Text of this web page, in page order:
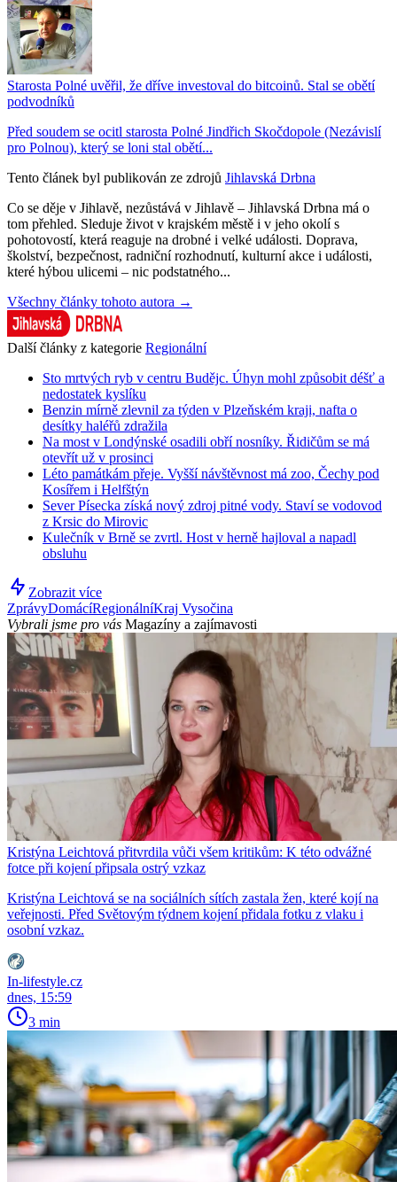
Starosta Polné uvěřil, že dříve investoval do bitcoinů. Stal se obětí
podvodníků
Před soudem se ocitl starosta Polné Jindřich Skočdopole (Nezávislí
pro Polnou), který se loni stal obětí...
Tento článek byl publikován ze zdrojů Jihlavská Drbna
Co se děje v Jihlavě, nezůstává v Jihlavě – Jihlavská Drbna má o
tom přehled. Sleduje život v krajském městě i v jeho okolí s
pohotovostí, která reaguje na drobné i velké události. Doprava,
školství, bezpečnost, radniční rozhodnutí, kulturní akce i události,
které hýbou ulicemi – nic podstatného...
Všechny články tohoto autora →
Další články z kategorie Regionální
Sto mrtvých ryb v centru Budějc. Úhyn mohl způsobit déšť a
nedostatek kyslíku
Benzin mírně zlevnil za týden v Plzeňském kraji, nafta o
desítky haléřů zdražila
Na most v Londýnské osadili obří nosníky. Řidičům se má
otevřít už v prosinci
Léto památkám přeje. Vyšší návštěvnost má zoo, Čechy pod
Kosířem i Helfštýn
Sever Písecka získá nový zdroj pitné vody. Staví se vodovod
z Krsic do Mirovic
Kulečník v Brně se zvrtl. Host v herně hajloval a napadl
obsluhu
Zobrazit více
ZprávyDomácíRegionálníKraj Vysočina
Vybrali jsme pro vás Magazíny a zajímavosti
Kristýna Leichtová přitvrdila vůči všem kritikům: K této odvážné
fotce při kojení připsala ostrý vzkaz
Kristýna Leichtová se na sociálních sítích zastala žen, které kojí na
veřejnosti. Před Světovým týdnem kojení přidala fotku z vlaku i
osobní vzkaz.
In-lifestyle.cz
dnes, 15:59
3 min